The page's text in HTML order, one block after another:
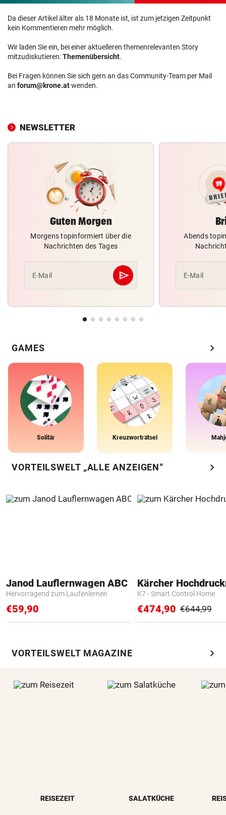
Da dieser Artikel älter als 18 Monate ist, ist zum jetzigen Zeitpunkt
kein Kommentieren mehr möglich.
Wir laden Sie ein, bei einer aktuelleren themenrelevanten Story
mitzudiskutieren:Themenübersicht.
Bei Fragen können Sie sich gern an das Community-Team per Mail
an forum@krone.atwenden.
NEWSLETTER
Guten Morgen
Morgens topinformiert über die
Nachrichten des Tages
E-Mail send
Abschicken
Abends
E-Mail
GAMES chevron_right
Solitär Kreuzworträtsel
VORTEILSWELT „ALLE ANZEIGEN“ chevron_right
Janod Lauflernwagen ABC
Hervorragend zum Laufenlernen
€59,90
Kärcher
K7 - Smart Control Home
€474,90 €644,99
VORTEILSWELT MAGAZINE chevron_right
REISEZEIT SALATKÜCHE